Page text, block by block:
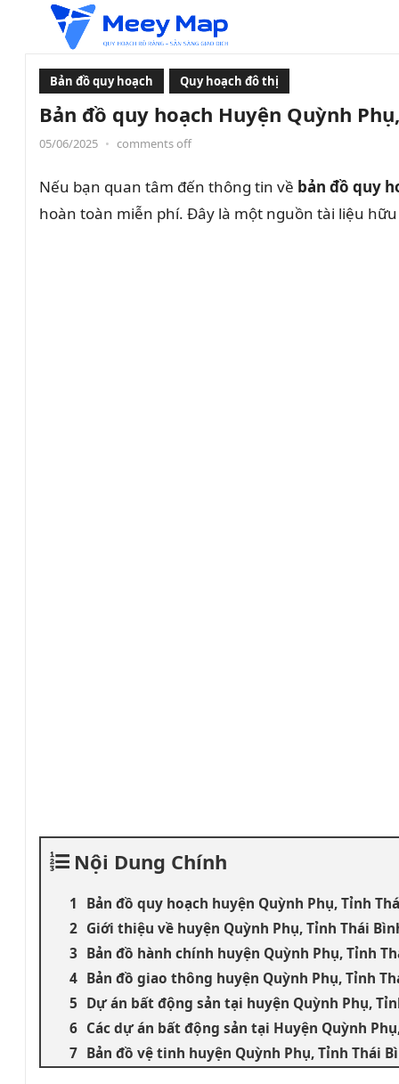
Bản đồ quy hoạch Quy hoạch đô thị
Bản đồ quy hoạch Huyện Quỳnh
05/06/2025 • comments off
Nếu bạn quan tâm đến thông tin về bản đồ quy
hoàn toàn miễn phí. Đây là một nguồn tài liệu
Nội Dung Chính
Bản đồ quy hoạch huyện Quỳnh Phụ, Tỉnh
Giới thiệu về huyện Quỳnh Phụ, Tỉnh Thái
Bản đồ hành chính huyện Quỳnh Phụ, Tỉnh
Bản đồ giao thông huyện Quỳnh Phụ, Tỉnh
Dự án bất động sản tại huyện Quỳnh Phụ,
Các dự án bất động sản tại Huyện Quỳnh
Bản đồ vệ tinh huyện Quỳnh Phụ, Tỉnh Thái